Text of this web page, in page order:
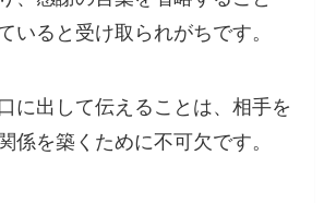
いると受け取られがちです。
に出して伝えることは、相手を
係を築くために不可欠です。